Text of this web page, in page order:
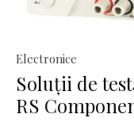
Electronice
Soluții de
RS